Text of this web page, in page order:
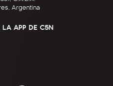
Argentina
LA APP DE C5N